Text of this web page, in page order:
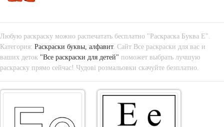
Любую раскраску можно распечатать бесплатно "Раскраска Буква Е".
Категория: Раскраски буквы, алфавит. Сайт Все раскраски для вас и
ваших деток "Все раскраски для детей" поможет выбрать лучшую
раскраску прямо сейчас! Чудові розмальовки скачуйте безплатно.